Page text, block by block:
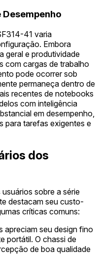
Desempenho
41 varia
Embora
geral e produtividade
com cargas de trabalho
pode ocorrer sob
permaneça dentro de
recentes de notebooks
com inteligência
em desempenho,
para tarefas exigentes e
dos
sobre a série
destacam seu custo-
críticas comuns:
apreciam seu design fino
portátil. O chassi de
de boa qualidade